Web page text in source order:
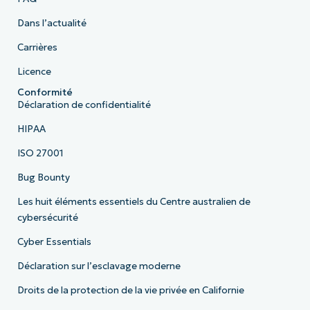
Dans l’actualité
Carrières
Licence
Conformité
Déclaration de confidentialité
HIPAA
ISO 27001
Bug Bounty
Les huit éléments essentiels du Centre australien de
cybersécurité
Cyber Essentials
Déclaration sur l’esclavage moderne
Droits de la protection de la vie privée en Californie